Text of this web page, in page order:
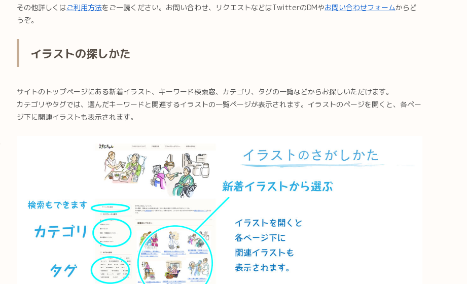
その他詳しくはご利用方法をご一読ください。お問い合わせ、リクエストなどはTwitterのDMやお問い合わせフォームからど
うぞ。
イラストの探しかた
サイトのトップページにある新着イラスト、キーワード検索窓、カテゴリ、タグの一覧などからお探しいただけます。
カテゴリやタグでは、選んだキーワードと関連するイラストの一覧ページが表示されます。イラストのページを開くと、各ペー
ジ下に関連イラストも表示されます。